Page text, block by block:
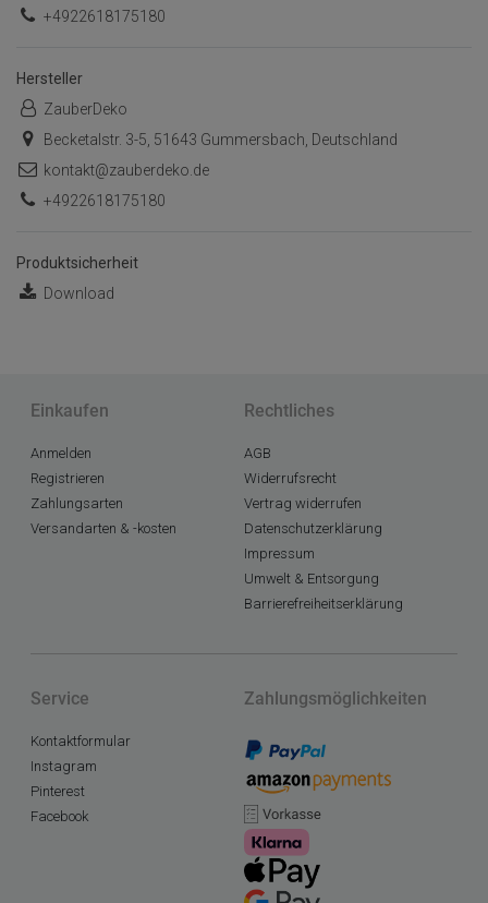
+4922618175180
Hersteller
ZauberDeko
Becketalstr. 3-5, 51643 Gummersbach, Deutschland
kontakt@zauberdeko.de
+4922618175180
Produktsicherheit
Download
Einkaufen
Anmelden
Registrieren
Zahlungsarten
Versandarten & -kosten
Rechtliches
AGB
Widerrufsrecht
Vertrag widerrufen
Datenschutzerklärung
Impressum
Umwelt & Entsorgung
Barrierefreiheitserklärung
Service
Kontaktformular
Instagram
Pinterest
Facebook
Zahlungsmöglichkeiten